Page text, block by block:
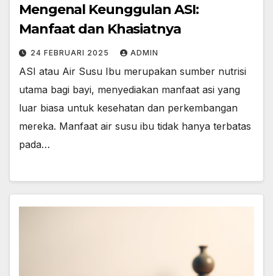
Mengenal Keunggulan ASI:
Manfaat dan Khasiatnya
24 FEBRUARI 2025 ADMIN
ASI atau Air Susu Ibu merupakan sumber nutrisi
utama bagi bayi, menyediakan manfaat asi yang
luar biasa untuk kesehatan dan perkembangan
mereka. Manfaat air susu ibu tidak hanya terbatas
pada…